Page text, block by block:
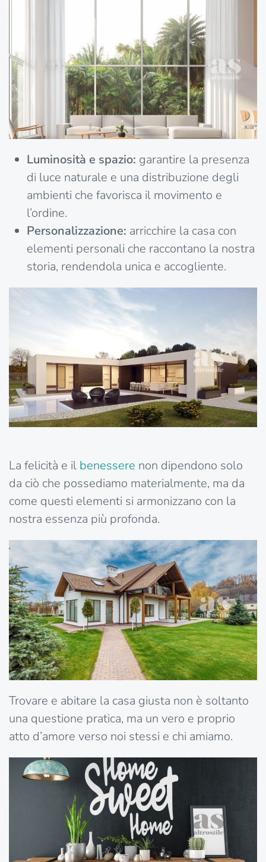
Luminosità e spazio: garantire la presenza
di luce naturale e una distribuzione degli
ambienti che favorisca il movimento e
l’ordine.
Personalizzazione: arricchire la casa con
elementi personali che raccontano la nostra
storia, rendendola unica e accogliente.
La felicità e il benessere non dipendono solo
da ciò che possediamo materialmente, ma da
come questi elementi si armonizzano con la
nostra essenza più profonda.
Trovare e abitare la casa giusta non è soltanto
una questione pratica, ma un vero e proprio
atto d’amore verso noi stessi e chi amiamo.